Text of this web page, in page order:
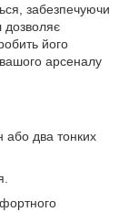
забезпечуючи
дозволяє
його
арсеналу
або два тонких